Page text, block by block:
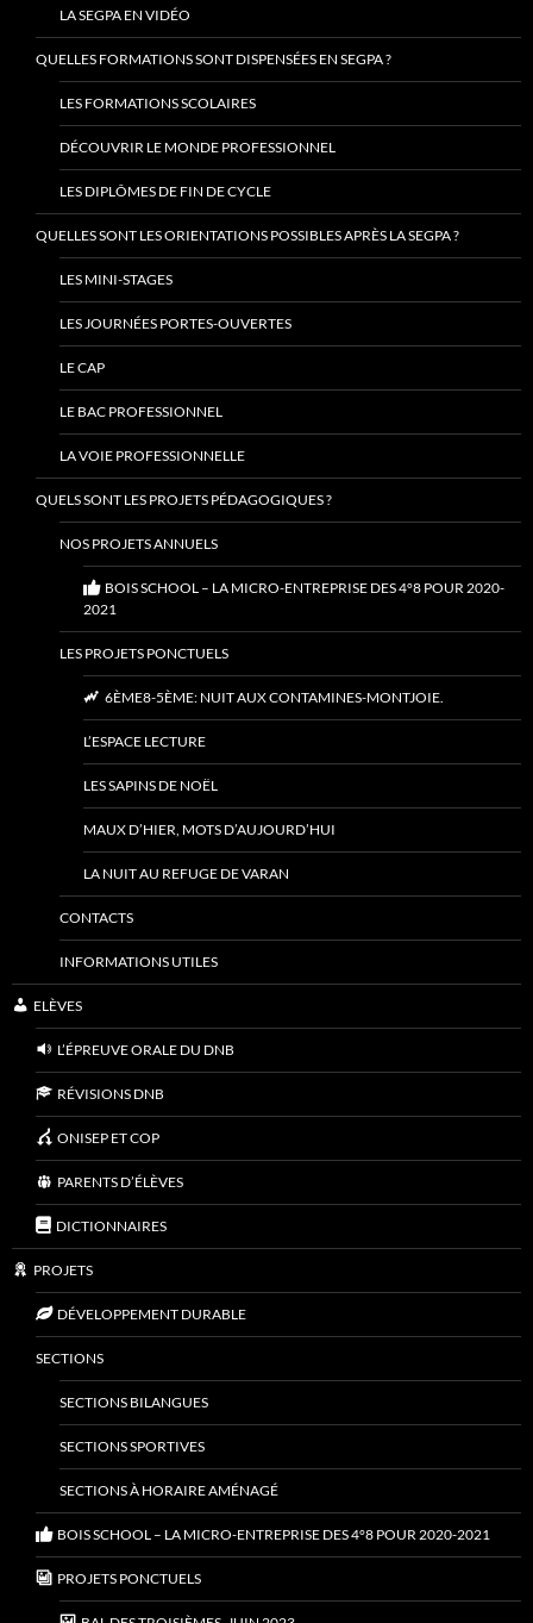
LA SEGPA EN VIDÉO
QUELLES FORMATIONS SONT DISPENSÉES EN SEGPA ?
LES FORMATIONS SCOLAIRES
DÉCOUVRIR LE MONDE PROFESSIONNEL
LES DIPLÔMES DE FIN DE CYCLE
QUELLES SONT LES ORIENTATIONS POSSIBLES APRÈS LA SEGPA ?
LES MINI-STAGES
LES JOURNÉES PORTES-OUVERTES
LE CAP
LE BAC PROFESSIONNEL
LA VOIE PROFESSIONNELLE
QUELS SONT LES PROJETS PÉDAGOGIQUES ?
NOS PROJETS ANNUELS
BOIS SCHOOL – LA MICRO-ENTREPRISE DES 4°8 POUR 2020-
2021
LES PROJETS PONCTUELS
6ÈME8-5ÈME: NUIT AUX CONTAMINES-MONTJOIE.
L’ESPACE LECTURE
LES SAPINS DE NOËL
MAUX D’HIER, MOTS D’AUJOURD’HUI
LA NUIT AU REFUGE DE VARAN
CONTACTS
INFORMATIONS UTILES
ELÈVES
L’ÉPREUVE ORALE DU DNB
RÉVISIONS DNB
ONISEP ET COP
PARENTS D’ÉLÈVES
DICTIONNAIRES
PROJETS
DÉVELOPPEMENT DURABLE
SECTIONS
SECTIONS BILANGUES
SECTIONS SPORTIVES
SECTIONS À HORAIRE AMÉNAGÉ
BOIS SCHOOL – LA MICRO-ENTREPRISE DES 4°8 POUR 2020-2021
PROJETS PONCTUELS